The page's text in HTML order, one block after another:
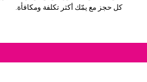
كل حجز مع يمّك أكثر تكلفة ومكافأة.